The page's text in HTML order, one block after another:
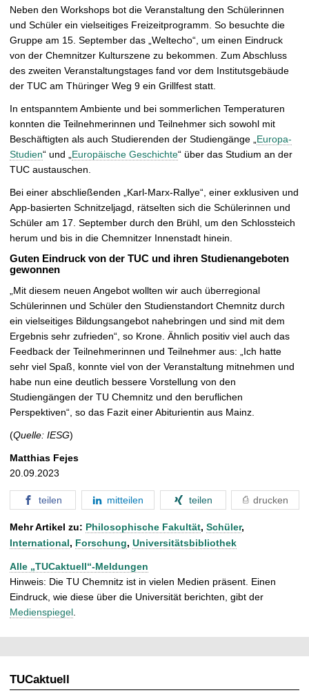
Neben den Workshops bot die Veranstaltung den Schülerinnen
und Schüler ein vielseitiges Freizeitprogramm. So besuchte die
Gruppe am 15. September das „Weltecho“, um einen Eindruck
von der Chemnitzer Kulturszene zu bekommen. Zum Abschluss
des zweiten Veranstaltungstages fand vor dem Institutsgebäude
der TUC am Thüringer Weg 9 ein Grillfest statt.
In entspanntem Ambiente und bei sommerlichen Temperaturen
konnten die Teilnehmerinnen und Teilnehmer sich sowohl mit
Beschäftigten als auch Studierenden der Studiengänge „Europa-
Studien“ und „Europäische Geschichte“ über das Studium an der
TUC austauschen.
Bei einer abschließenden „Karl-Marx-Rallye“, einer exklusiven und
App-basierten Schnitzeljagd, rätselten sich die Schülerinnen und
Schüler am 17. September durch den Brühl, um den Schlossteich
herum und bis in die Chemnitzer Innenstadt hinein.
Guten Eindruck von der TUC und ihren Studienangeboten
gewonnen
„Mit diesem neuen Angebot wollten wir auch überregional
Schülerinnen und Schüler den Studienstandort Chemnitz durch
ein vielseitiges Bildungsangebot nahebringen und sind mit dem
Ergebnis sehr zufrieden“, so Krone. Ähnlich positiv viel auch das
Feedback der Teilnehmerinnen und Teilnehmer aus: „Ich hatte
sehr viel Spaß, konnte viel von der Veranstaltung mitnehmen und
habe nun eine deutlich bessere Vorstellung von den
Studiengängen der TU Chemnitz und den beruflichen
Perspektiven“, so das Fazit einer Abiturientin aus Mainz.
(Quelle: IESG)
Matthias Fejes
20.09.2023
teilen mitteilen teilen drucken
Mehr Artikel zu: Philosophische Fakultät, Schüler,
International, Forschung, Universitätsbibliothek
Alle „TUCaktuell“-Meldungen
Hinweis: Die TU Chemnitz ist in vielen Medien präsent. Einen
Eindruck, wie diese über die Universität berichten, gibt der
Medienspiegel
TUCaktuell